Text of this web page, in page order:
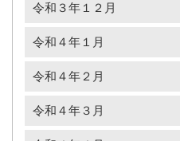
令和３年１２月
令和４年１月
令和４年２月
令和４年３月